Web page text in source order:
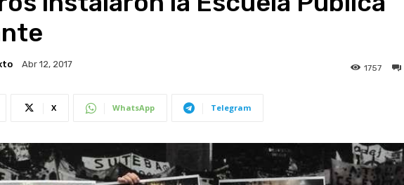
Abr 12, 2017 1757
X WhatsApp Telegram